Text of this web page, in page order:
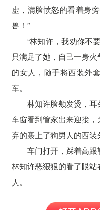
虚，满脸愤怒的看着身
兽！”
“林知许，我劝你不
只满足了她，自己一身
的女人，随手将西装外
车。
林知许脸颊发烫，
车窗看到管家出来迎接
弃的裹上了狗男人的西装
车门打开，踩着高跟
林知许恶狠狠的看了眼
人。